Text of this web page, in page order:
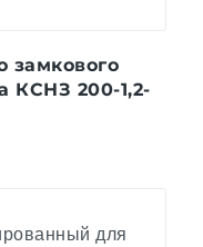
замкового
КСНЗ 200-1,2-